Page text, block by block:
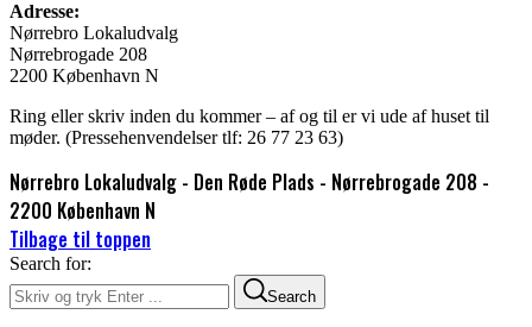
Adresse:
Nørrebro Lokaludvalg
Nørrebrogade 208
2200 København N
Ring eller skriv inden du kommer – af og til er vi ude af huset til
møder. (Pressehenvendelser tlf: 26 77 23 63)
Nørrebro Lokaludvalg - Den Røde Plads - Nørrebrogade 208 -
2200 København N
Tilbage til toppen
Search for:
Search